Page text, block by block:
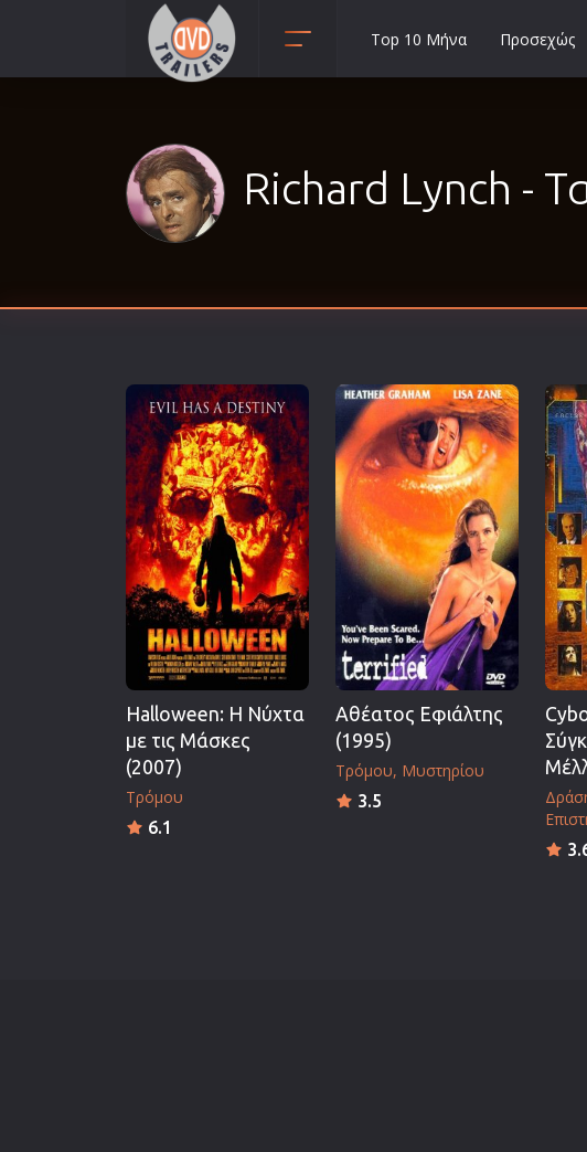
Αισθηματικές
Αισθησιακές
Βιογραφίες
Δράσης
Ελληνικός Κινηματογράφος
Επιβίωσης
Επιστημονικής Φαντασίας
Εποχής
Ερωτικές
Ευρωπαικός Κινηματογράφος
Θρησκευτικές
Θρίλερ
Ιστορικές
Καταστροφής
Κλασσικές
Top 10 Μήνα Προσεχώς
Richard Lynch -
Halloween: Η Νύχτα
με τις Μάσκες
(2007)
Τρόμου
6.1
Αθέατος Εφιάλτης
(1995)
Τρόμου Μυστηρίου
3.5